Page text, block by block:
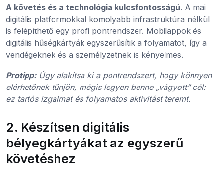
A követés és a technológia kulcsfontosságú. A mai
digitális platformokkal komolyabb infrastruktúra nélkül
is felépíthető egy profi pontrendszer. Mobilappok és
digitális hűségkártyák egyszerűsítik a folyamatot, így a
vendégeknek és a személyzetnek is kényelmes.
Protipp: Úgy alakítsa ki a pontrendszert, hogy könnyen
elérhetőnek tűnjön, mégis legyen benne „vágyott” cél:
ez tartós izgalmat és folyamatos aktivitást teremt.
2. Készítsen digitális
bélyegkártyákat az egyszerű
követéshez